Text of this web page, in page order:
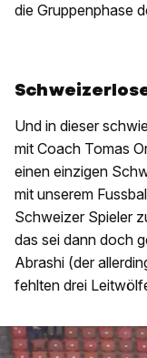
die Gruppenphase
Und in dieser
mit Coach Tomas
einen einzigen
mit unserem
Schweizer Spieler
das sei dann doch
Abrashi (der
fehlten drei